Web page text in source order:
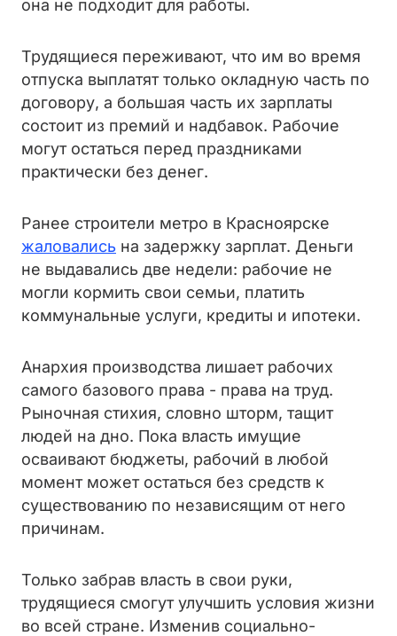
она не подходит для работы.
Трудящиеся переживают, что им во время
отпуска выплатят только окладную часть по
договору, а большая часть их зарплаты
состоит из премий и надбавок. Рабочие
могут остаться перед праздниками
практически без денег.
Ранее строители метро в Красноярске
жаловались на задержку зарплат. Деньги
не выдавались две недели: рабочие не
могли кормить свои семьи, платить
коммунальные услуги, кредиты и ипотеки.
Анархия производства лишает рабочих
самого базового права - права на труд.
Рыночная стихия, словно шторм, тащит
людей на дно. Пока власть имущие
осваивают бюджеты, рабочий в любой
момент может остаться без средств к
существованию по независящим от него
причинам.
Только забрав власть в свои руки,
трудящиеся смогут улучшить условия жизни
во всей стране. Изменив социально-